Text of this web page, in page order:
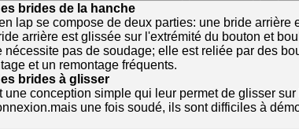
brides de la hanche
lap se compose de deux parties: une bride arrière
arrière est glissée sur l'extrémité du bouton et
nécessite pas de soudage; elle est reliée par des
et un remontage fréquents.
brides à glisser
une conception simple qui leur permet de glisser
une fois soudé, ils sont difficiles à